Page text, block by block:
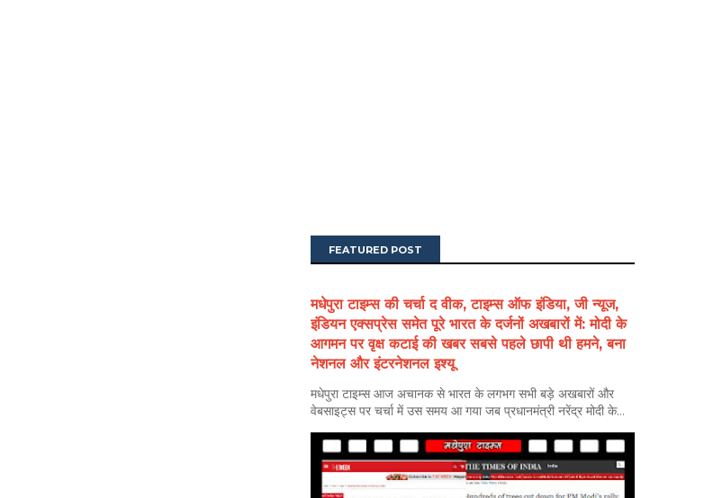
FEATURED POST
मधेपुरा टाइम्स की चर्चा द वीक, टाइम्स ऑफ इंडिया, जी न्यूज,
इंडियन एक्सप्रेस समेत पूरे भारत के दर्जनों अखबारों में: मोदी के
आगमन पर वृक्ष कटाई की खबर सबसे पहले छापी थी हमने, बना
नेशनल और इंटरनेशनल इश्यू
मधेपुरा टाइम्स आज अचानक से भारत के लगभग सभी बड़े अखबारों और
वेबसाइट्स पर चर्चा में उस समय आ गया जब प्रधानमंत्री नरेंद्र मोदी के...